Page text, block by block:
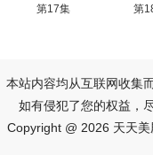
第17集 第
本站内容均从互联网收集
如有侵犯了您的权益，
Copyright @ 2026 天天